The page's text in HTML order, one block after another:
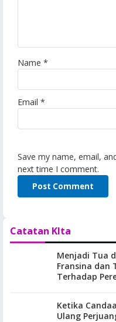
Name *
Email *
Save my name, email,
next time I comment.
Catatan KIta
Menjadi Tua
Fransina dan
Terhadap
Ketika
Ulang